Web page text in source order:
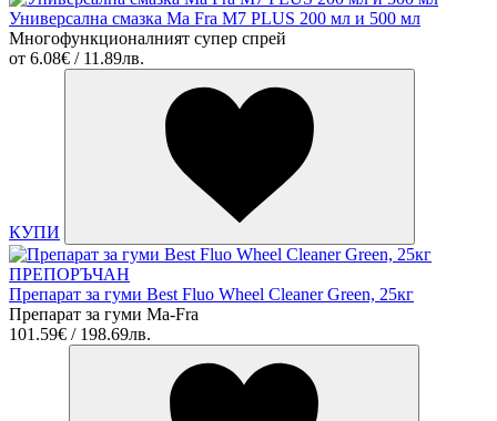
Универсална смазка Ma Fra М7 PLUS 200 мл и 500 мл
Многофункционалният супер спрей
от 6.08€ / 11.89лв.
КУПИ
ПРЕПОРЪЧАН
Препарат за гуми Best Fluo Wheel Cleaner Green, 25кг
Препарат за гуми Ma-Fra
101.59€ / 198.69лв.